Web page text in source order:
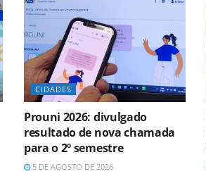
CIDADES
Prouni 2026: divulgado
resultado de nova chamada
para o 2º semestre
5 DE AGOSTO DE 2026